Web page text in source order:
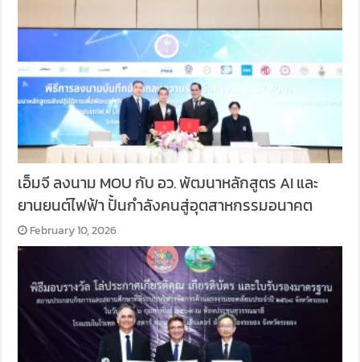
เอ็มจี ลงนาม MOU กับ อว. พัฒนาหลักสูตร AI และ
ยานยนต์ไฟฟ้า ปั้นกำลังคนสู่อุตสาหกรรมอนาคต
February 10, 2026